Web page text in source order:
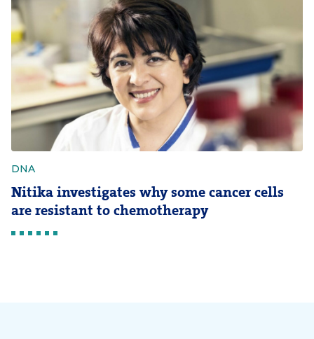
DNA
Nitika investigates why some cancer cells
are resistant to chemotherapy